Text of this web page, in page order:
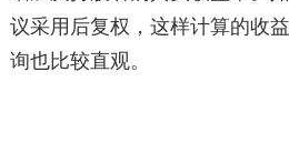
议采用后复权，这样计算的收
询也比较直观。